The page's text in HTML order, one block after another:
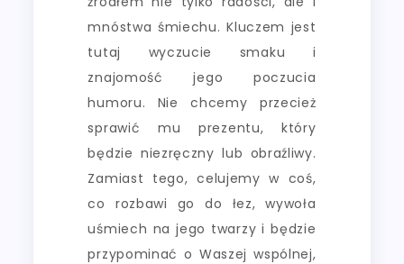
mnóstwa śmiechu. Kluczem jest
tutaj wyczucie smaku i
znajomość jego poczucia
humoru. Nie chcemy przecież
sprawić mu prezentu, który
będzie niezręczny lub obraźliwy.
Zamiast tego, celujemy w coś,
co rozbawi go do łez, wywoła
uśmiech na jego twarzy i będzie
przypominać o Waszej wspólnej,